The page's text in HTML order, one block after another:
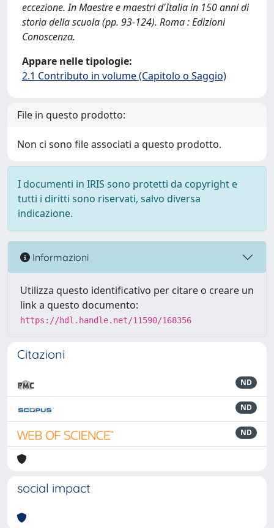
eccezione. In Maestre e maestri d'Italia in 150 anni di
storia della scuola (pp. 93-124). Roma : Edizioni
Conoscenza.
Appare nelle tipologie:
2.1 Contributo in volume (Capitolo o Saggio)
File in questo prodotto:
Non ci sono file associati a questo prodotto.
I documenti in IRIS sono protetti da copyright e
tutti i diritti sono riservati, salvo diversa
indicazione.
Informazioni
Utilizza questo identificativo per citare o creare un
link a questo documento:
https://hdl.handle.net/11590/168356
Citazioni
ND
ND
ND
social impact